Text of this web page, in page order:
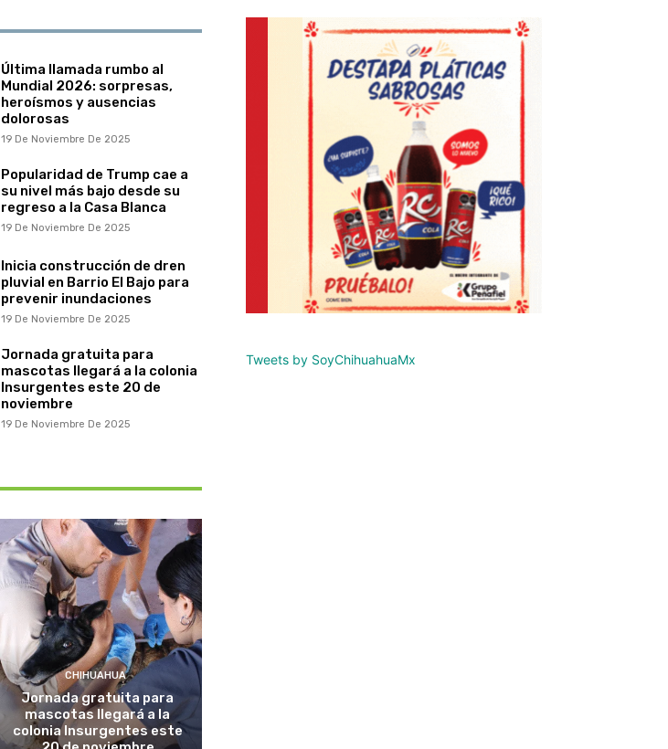
Última llamada rumbo al
Mundial 2026: sorpresas,
heroísmos y ausencias
dolorosas
19 De Noviembre De 2025
Popularidad de Trump cae a
su nivel más bajo desde su
regreso a la Casa Blanca
19 De Noviembre De 2025
Inicia construcción de dren
pluvial en Barrio El Bajo para
prevenir inundaciones
19 De Noviembre De 2025
Jornada gratuita para
mascotas llegará a la colonia
Insurgentes este 20 de
noviembre
19 De Noviembre De 2025
CHIHUAHUA
Jornada gratuita para
mascotas llegará a la
colonia Insurgentes este
Tweets by SoyChihuahuaMx